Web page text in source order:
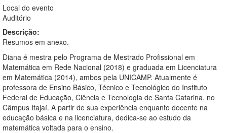
Local do evento
Auditório
Descrição:
Resumos em anexo.
Diana é mestra pelo Programa de Mestrado Profissional em
Matemática em Rede Nacional (2018) e graduada em Licenciatura
em Matemática (2014), ambos pela UNICAMP. Atualmente é
professora de Ensino Básico, Técnico e Tecnológico do Instituto
Federal de Educação, Ciência e Tecnologia de Santa Catarina, no
Câmpus Itajaí. A partir de sua experiência enquanto docente na
educação básica e na licenciatura, dedica-se ao estudo da
matemática voltada para o ensino.